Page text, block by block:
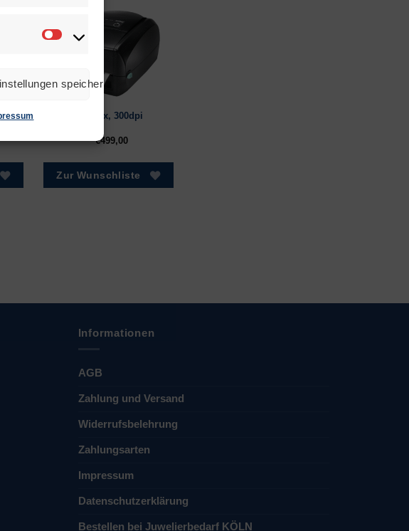
Marketing
speichern
Godex, 300dpi
€499,00
Zur Wunschliste
Informationen
AGB
Zahlung und Versand
Widerrufsbelehrung
Zahlungsarten
Impressum
Datenschutzerklärung
Bestellen bei Juwelierbedarf KÖLN